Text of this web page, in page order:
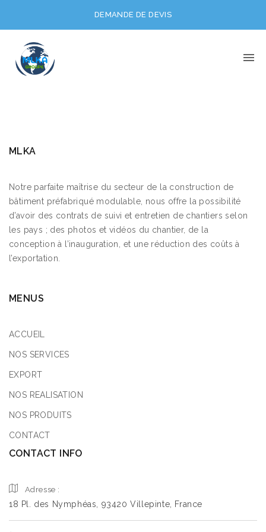
DEMANDE DE DEVIS
MLKA
Notre parfaite maîtrise du secteur de la construction de
bâtiment préfabriqué modulable, nous offre la possibilité
d’avoir des contrats de suivi et entretien de chantiers selon
les pays ; des photos et vidéos du chantier, de la
conception à l’inauguration, et une réduction des coûts à
l’exportation.
MENUS
ACCUEIL
NOS SERVICES
EXPORT
NOS REALISATION
NOS PRODUITS
CONTACT
CONTACT INFO
Adresse :
18 Pl. des Nymphéas, 93420 Villepinte, France